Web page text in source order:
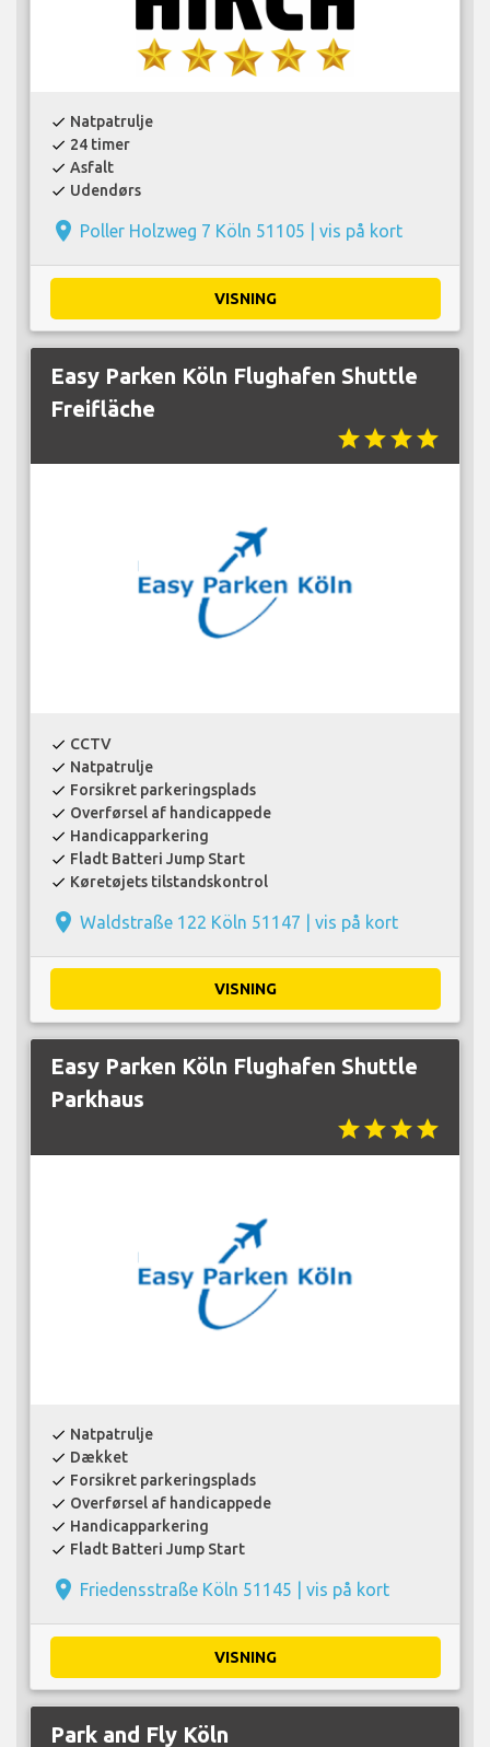
check Natpatrulje
check 24 timer
check Asfalt
check Udendørs
place Poller Holzweg 7 Köln 51105 | vis på kort
VISNING
Easy Parken Köln Flughafen Shuttle
Freifläche
starstarstarstar
check CCTV
check Natpatrulje
check Forsikret parkeringsplads
check Overførsel af handicappede
check Handicapparkering
check Fladt Batteri Jump Start
check Køretøjets tilstandskontrol
place Waldstraße 122 Köln 51147 | vis på kort
VISNING
Easy Parken Köln Flughafen Shuttle
Parkhaus
starstarstarstar
check Natpatrulje
check Dækket
check Forsikret parkeringsplads
check Overførsel af handicappede
check Handicapparkering
check Fladt Batteri Jump Start
place Friedensstraße Köln 51145 | vis på kort
VISNING
Park and Fly Köln